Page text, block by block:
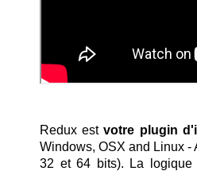
Redux estvotre plugin
Windows, OSX and Linux -
32 et 64 bits). La logique